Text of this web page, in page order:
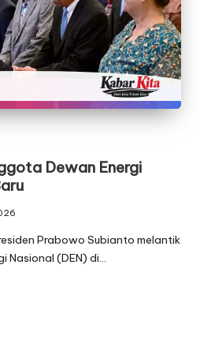
Dewan Energi
Prabowo Subianto melantik
Nasional (DEN) di…